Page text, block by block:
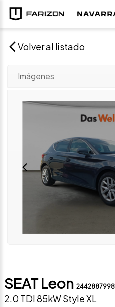
Volver al listado
Imágenes
SEAT Leon 2442887998
2.0 TDI 85kW Style XL